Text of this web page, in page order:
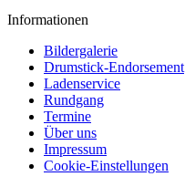
Informationen
Bildergalerie
Drumstick-Endorsement
Ladenservice
Rundgang
Termine
Über uns
Impressum
Cookie-Einstellungen